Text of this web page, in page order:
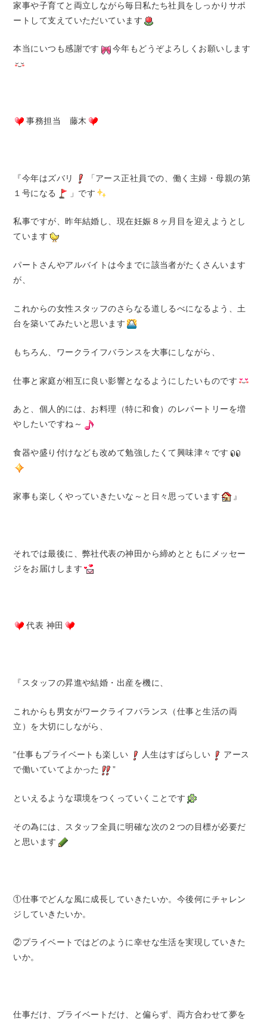
家事や子育てと両立しながら毎日私たち社員をしっかりサポ
ートして支えていただいています
本当にいつも感謝です 今年もどうぞよろしくお願いします
事務担当 藤木
『今年はズバリ
「アース正社員での、働く主婦・母親の第
１号になる
」です
私事ですが、昨年結婚し、現在妊娠８ヶ月目を迎えようとし
ています
パートさんやアルバイトは今までに該当者がたくさんいます
が、
これからの女性スタッフのさらなる道しるべになるよう、土
台を築いてみたいと思います
もちろん、ワークライフバランスを大事にしながら、
仕事と家庭が相互に良い影響となるようにしたいものです
あと、個人的には、お料理（特に和食）のレパートリーを増
やしたいですね～
食器や盛り付けなども改めて勉強したくて興味津々です
家事も楽しくやっていきたいな～と日々思っています 』
それでは最後に、弊社代表の神田から締めとともにメッセー
ジをお届けします
代表 神田
『スタッフの昇進や結婚・出産を機に、
これからも男女がワークライフバランス（仕事と生活の両
立）を大切にしながら、
“仕事もプライベートも楽しい 人生はすばらしい
アース
で働いていてよかった
”
といえるような環境をつくっていくことです
その為には、スタッフ全員に明確な次の２つの目標が必要だ
と思います
①仕事でどんな風に成長していきたいか。今後何にチャレン
ジしていきたいか。
②プライベートではどのように幸せな生活を実現していきた
いか。
仕事だけ、プライベートだけ、と偏らず、両方合わせて夢を